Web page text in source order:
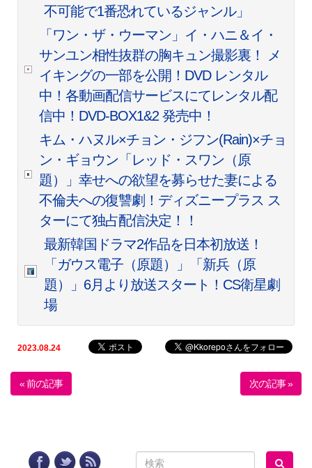
不可能で1番恐れているジャンル」
「ワン・ザ・ウーマン」イ・ハニ＆イ・
サンユン相性抜群の胸キュン撮影裏！ メ
イキングの一部を公開！DVD レンタル
中！各動画配信サービスにてレンタル配
信中！DVD-BOX1&2 発売中！
キム・ハヌル×チョン・ジフン(Rain)×チョ
ン・ギョウン「レッド・スワン（原
題）」幸せへの欲望を募らせた妻による
不倫夫への復讐劇！ディズニープラス ス
ターにて独占配信決定！！
最新韓国ドラマ2作品を日本初放送！
「ガウス電子（原題）」「新兵（原
題）」6月より放送スタート！CS衛星劇
場
2023.08.24
« 前の記事 次の記事 »